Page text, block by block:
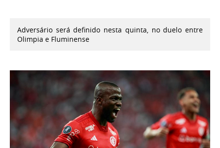
Adversário será definido nesta quinta, no duelo entre
Olimpia e Fluminense